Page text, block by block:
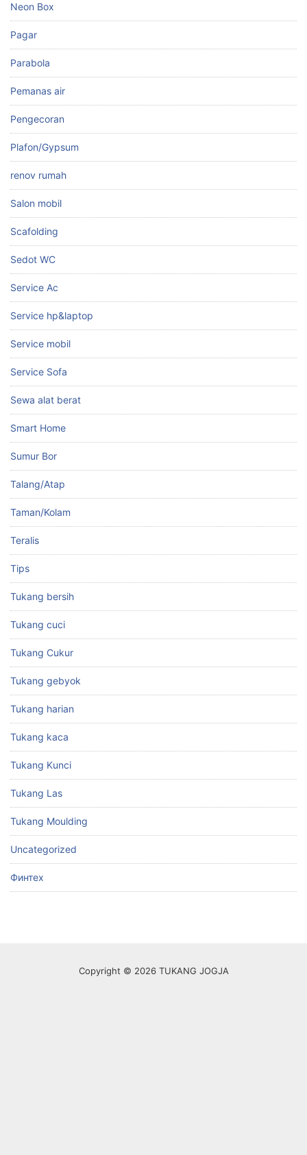
Neon Box
Pagar
Parabola
Pemanas air
Pengecoran
Plafon/Gypsum
renov rumah
Salon mobil
Scafolding
Sedot WC
Service Ac
Service hp&laptop
Service mobil
Service Sofa
Sewa alat berat
Smart Home
Sumur Bor
Talang/Atap
Taman/Kolam
Teralis
Tips
Tukang bersih
Tukang cuci
Tukang Cukur
Tukang gebyok
Tukang harian
Tukang kaca
Tukang Kunci
Tukang Las
Tukang Moulding
Uncategorized
Финтех
Copyright © 2026 TUKANG JOGJA